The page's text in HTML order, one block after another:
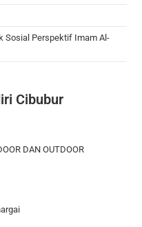
Sosial Perspektif Imam Al-
Cibubur
DAN OUTDOOR